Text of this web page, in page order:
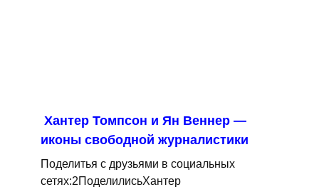
Хантер Томпсон и Ян Веннер —
иконы свободной журналистики
Поделитья с друзьями в социальных
сетях:2ПоделилисьХантер